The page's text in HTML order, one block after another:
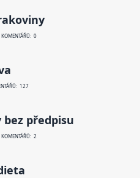
0
127
bez předpisu
2